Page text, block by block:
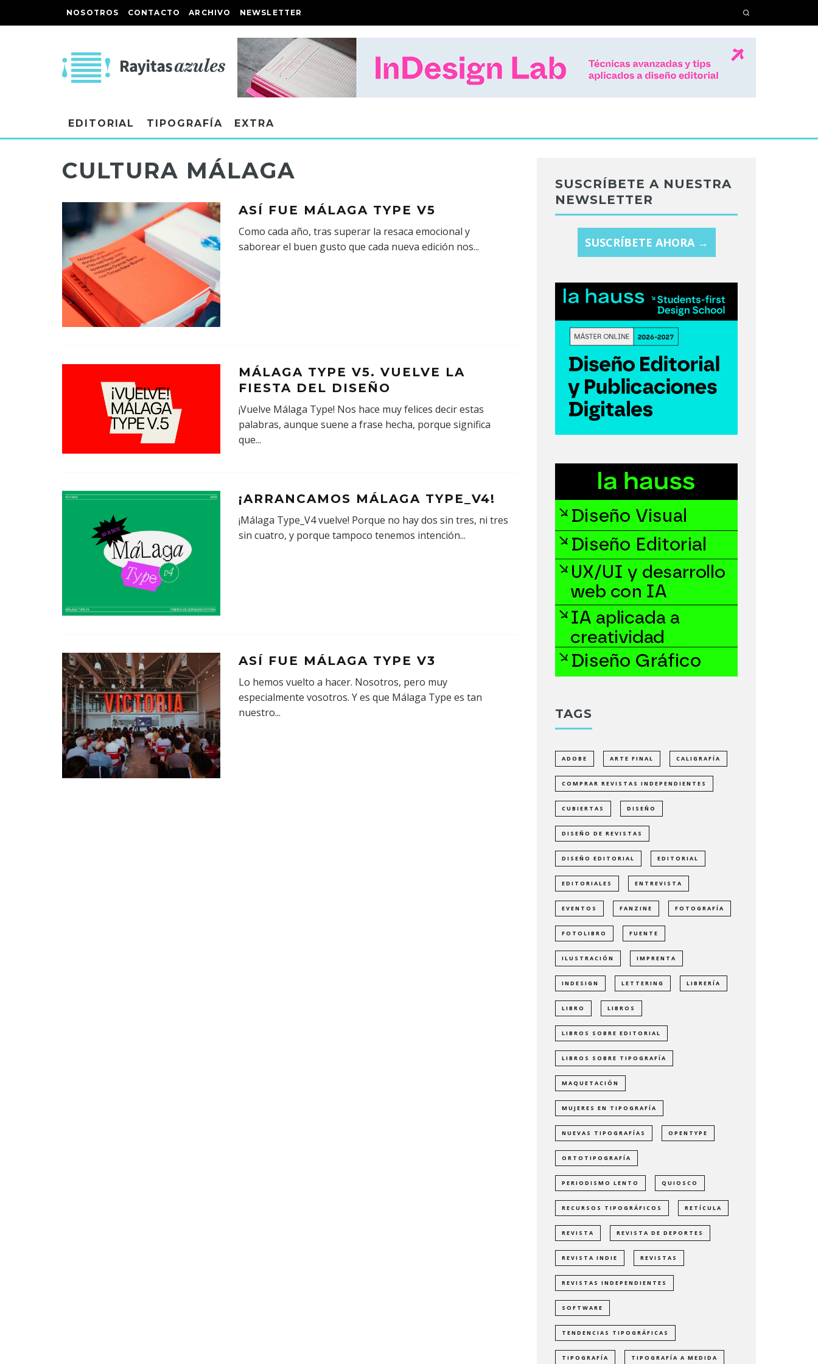
NOSOTROS CONTACTO ARCHIVO NEWSLETTER
EDITORIAL TIPOGRAFÍA EXTRA
CULTURA MÁLAGA
ASÍ FUE MÁLAGA TYPE V5
Como cada año, tras superar la resaca emocional y
saborear el buen gusto que cada nueva edición nos...
MÁLAGA TYPE V5. VUELVE LA
FIESTA DEL DISEÑO
¡Vuelve Málaga Type! Nos hace muy felices decir estas
palabras, aunque suene a frase hecha, porque significa
que...
¡ARRANCAMOS MÁLAGA TYPE_V4!
¡Málaga Type_V4 vuelve! Porque no hay dos sin tres, ni tres
sin cuatro, y porque tampoco tenemos intención...
ASÍ FUE MÁLAGA TYPE V3
Lo hemos vuelto a hacer. Nosotros, pero muy
especialmente vosotros. Y es que Málaga Type es tan
nuestro...
SUSCRÍBETE A NUESTRA
NEWSLETTER
SUSCRÍBETE AHORA →
TAGS
ADOBE ARTE FINAL CALIGRAFÍA
COMPRAR REVISTAS INDEPENDIENTES
CUBIERTAS DISEÑO
DISEÑO DE REVISTAS
DISEÑO EDITORIAL EDITORIAL
EDITORIALES ENTREVISTA
EVENTOS FANZINE FOTOGRAFÍA
FOTOLIBRO FUENTE
ILUSTRACIÓN IMPRENTA
INDESIGN LETTERING LIBRERÍA
LIBRO LIBROS
LIBROS SOBRE EDITORIAL
LIBROS SOBRE TIPOGRAFÍA
MAQUETACIÓN
MUJERES EN TIPOGRAFÍA
NUEVAS TIPOGRAFÍAS OPENTYPE
ORTOTIPOGRAFÍA
PERIODISMO LENTO QUIOSCO
RECURSOS TIPOGRÁFICOS RETÍCULA
REVISTA REVISTA DE DEPORTES
REVISTA INDIE REVISTAS
REVISTAS INDEPENDIENTES
SOFTWARE
TENDENCIAS TIPOGRÁFICAS
TIPOGRAFÍA TIPOGRAFÍA A MEDIDA